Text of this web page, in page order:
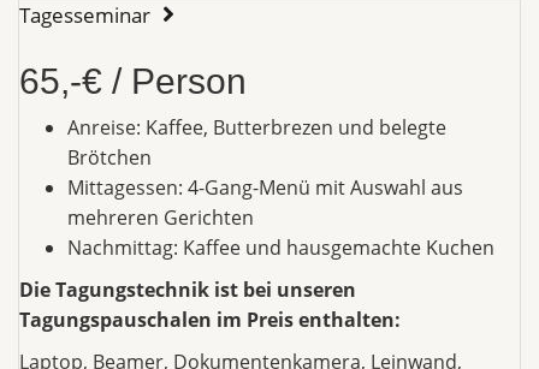
Tagesseminar
65,-€ / Person
Anreise: Kaffee, Butterbrezen und belegte
Brötchen
Mittagessen: 4-Gang-Menü mit Auswahl aus
mehreren Gerichten
Nachmittag: Kaffee und hausgemachte Kuchen
Die Tagungstechnik ist bei unseren
Tagungspauschalen im Preis enthalten:
Laptop, Beamer, Dokumentenkamera, Leinwand,